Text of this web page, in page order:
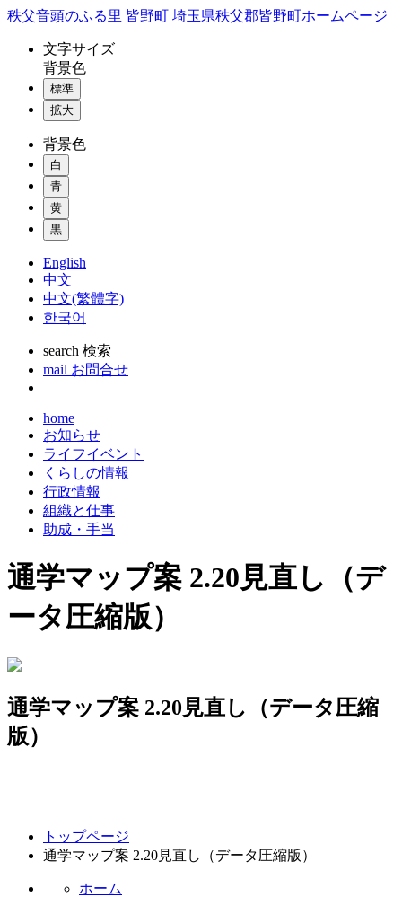
コ
秩父音頭のふる里 皆野町 埼玉県秩父郡皆野町ホームページ
文字サイズ
背景色
標準
拡大
背景色
白
青
黄
黒
English
中文
中文(繁體字)
한국어
search 検索
mail お問合せ
home
お知らせ
ライフイベント
くらしの情報
行政情報
組織と仕事
助成・手当
通学マップ案 2.20見直し（デ
ータ圧縮版）
通学マップ案 2.20見直し（データ圧縮
版）
トップページ
通学マップ案 2.20見直し（データ圧縮版）
ホーム